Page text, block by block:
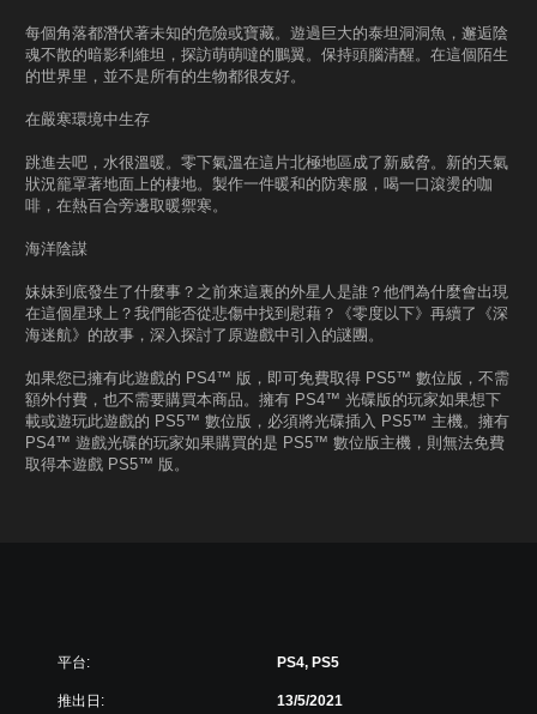
每個角落都潛伏著未知的危險或寶藏。遊過巨大的泰坦洞洞魚，邂逅陰
魂不散的暗影利維坦，探訪萌萌噠的鵬翼。保持頭腦清醒。在這個陌生
的世界里，並不是所有的生物都很友好。
在嚴寒環境中生存
跳進去吧，水很溫暖。零下氣溫在這片北極地區成了新威脅。新的天氣
狀況籠罩著地面上的棲地。製作一件暖和的防寒服，喝一口滾燙的咖
啡，在熱百合旁邊取暖禦寒。
海洋陰謀
妹妹到底發生了什麼事？之前來這裏的外星人是誰？他們為什麼會出現
在這個星球上？我們能否從悲傷中找到慰藉？《零度以下》再續了《深
海迷航》的故事，深入探討了原遊戲中引入的謎團。
如果您已擁有此遊戲的 PS4™ 版，即可免費取得 PS5™ 數位版，不需
額外付費，也不需要購買本商品。擁有 PS4™ 光碟版的玩家如果想下
載或遊玩此遊戲的 PS5™ 數位版，必須將光碟插入 PS5™ 主機。擁有
PS4™ 遊戲光碟的玩家如果購買的是 PS5™ 數位版主機，則無法免費
取得本遊戲 PS5™ 版。
平台: PS4, PS5
推出日: 13/5/2021